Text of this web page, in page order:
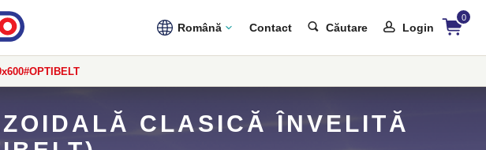
Română Contact Căutare Login
0
CLASICĂ ÎNVELITĂ